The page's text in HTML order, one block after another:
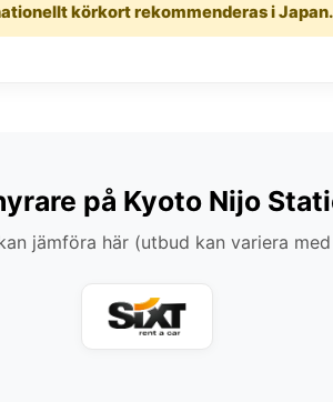
körkort rekommenderas i Japan.
på Kyoto Nijo
jämföra här (utbud kan variera